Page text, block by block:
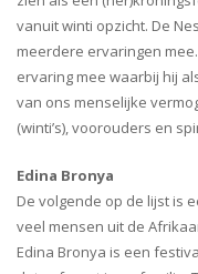
vanuit winti opzicht. De
meerdere ervaringen
ervaring mee waarbij hij
van ons menselijke
(winti’s), voorouders en
Edina Bronya
De volgende op de lijst is
veel mensen uit de
Edina Bronya is een